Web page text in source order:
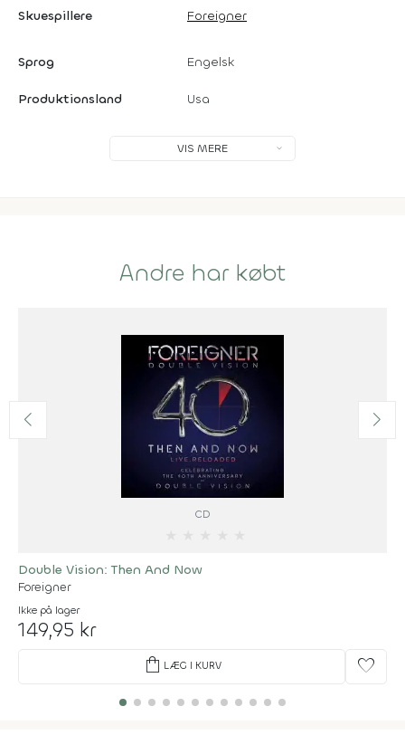
Skuespillere Foreigner
Sprog Engelsk
Produktionsland Usa
VIS MERE
Andre har købt
CD
Double Vision: Then And Now
Foreigner
Ikke på lager
149,95 kr
shopping_bag LÆG I KURV favorite